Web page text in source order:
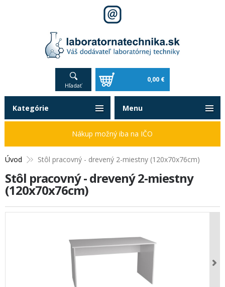
Hľadať
0,00 €
Úvod Stôl pracovný - drevený 2-miestny (120x70x76cm)
Stôl pracovný - drevený 2-miestny
(120x70x76cm)
Kategórie
Nákup možný iba na IČO
Menu